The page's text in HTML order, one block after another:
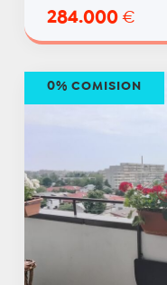
284.000 €
0% COMISION